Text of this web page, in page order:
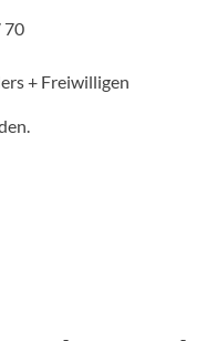
70
+ Freiwilligen